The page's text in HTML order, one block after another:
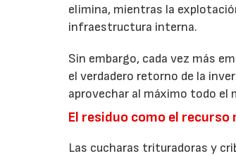
elimina, mientras la
infraestructura interna.
Sin embargo, cada vez más
el verdadero retorno de la
aprovechar al máximo todo el
El residuo como el recurso
Las cucharas trituradoras y